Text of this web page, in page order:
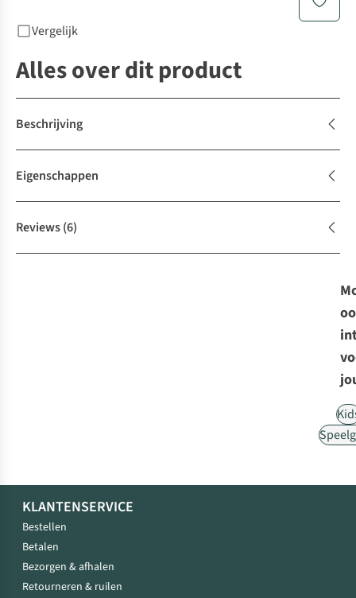
Vergelijk
Alles over dit product
Beschrijving
Eigenschappen
Reviews(6)
KLANTENSERVICE
Bestellen
Betalen
Bezorgen & afhalen
Retourneren & ruilen